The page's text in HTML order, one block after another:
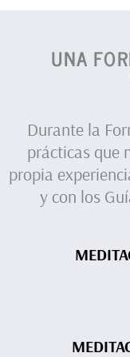
UNA
Durante la
prácticas que
propia
y con los